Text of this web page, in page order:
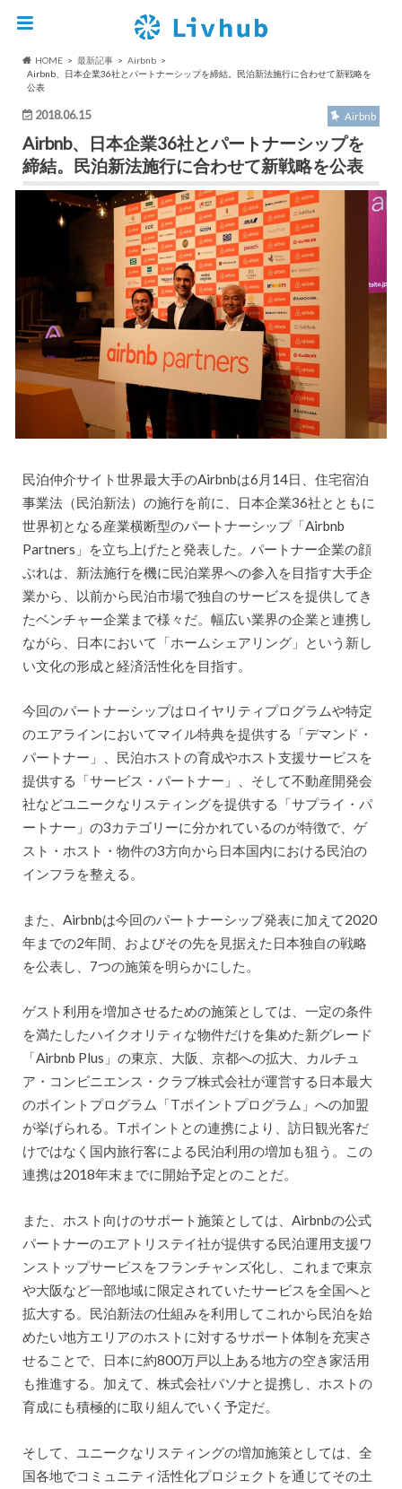
HOME 最新記事
Airbnb
Airbnb、日本企業36社とパートナーシップを締結。民泊新法施行に合わせて新戦略を
公表
2018.06.15 Airbnb
Airbnb、日本企業36社とパートナーシップを
締結。民泊新法施行に合わせて新戦略を公表
民泊仲介サイト世界最大手のAirbnbは6月14日、住宅宿泊
事業法（民泊新法）の施行を前に、日本企業36社とともに
世界初となる産業横断型のパートナーシップ「Airbnb
Partners」を立ち上げたと発表した。パートナー企業の顔
ぶれは、新法施行を機に民泊業界への参入を目指す大手企
業から、以前から民泊市場で独自のサービスを提供してき
たベンチャー企業まで様々だ。幅広い業界の企業と連携し
ながら、日本において「ホームシェアリング」という新し
い文化の形成と経済活性化を目指す。
今回のパートナーシップはロイヤリティプログラムや特定
のエアラインにおいてマイル特典を提供する「デマンド・
パートナー」、民泊ホストの育成やホスト支援サービスを
提供する「サービス・パートナー」、そして不動産開発会
社などユニークなリスティングを提供する「サプライ・パ
ートナー」の3カテゴリーに分かれているのが特徴で、ゲ
スト・ホスト・物件の3方向から日本国内における民泊の
インフラを整える。
また、Airbnbは今回のパートナーシップ発表に加えて2020
年までの2年間、およびその先を見据えた日本独自の戦略
を公表し、7つの施策を明らかにした。
ゲスト利用を増加させるための施策としては、一定の条件
を満たしたハイクオリティな物件だけを集めた新グレード
「Airbnb Plus」の東京、大阪、京都への拡大、カルチュ
ア・コンビニエンス・クラブ株式会社が運営する日本最大
のポイントプログラム「Tポイントプログラム」への加盟
が挙げられる。Tポイントとの連携により、訪日観光客だ
けではなく国内旅行客による民泊利用の増加も狙う。この
連携は2018年末までに開始予定とのことだ。
また、ホスト向けのサポート施策としては、Airbnbの公式
パートナーのエアトリステイ社が提供する民泊運用支援ワ
ンストップサービスをフランチャンズ化し、これまで東京
や大阪など一部地域に限定されていたサービスを全国へと
拡大する。民泊新法の仕組みを利用してこれから民泊を始
めたい地方エリアのホストに対するサポート体制を充実さ
せることで、日本に約800万戸以上ある地方の空き家活用
も推進する。加えて、株式会社パソナと提携し、ホストの
育成にも積極的に取り組んでいく予定だ。
そして、ユニークなリスティングの増加施策としては、全
国各地でコミュニティ活性化プロジェクトを通じてその土